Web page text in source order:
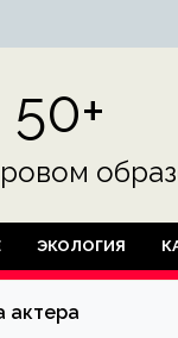
ЭКОЛОГИЯ
актера